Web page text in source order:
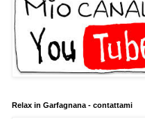
Relax in Garfagnana - contattami